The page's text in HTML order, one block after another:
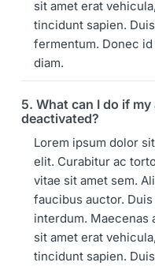
sit amet erat
tincidunt sapien.
fermentum. Donec
diam.
5. What can I do if
deactivated?
Lorem ipsum dolor
elit. Curabitur ac
vitae sit amet sem.
faucibus auctor.
interdum. Maecenas
sit amet erat
tincidunt sapien.